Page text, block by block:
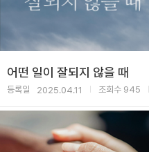
어떤 일이 잘되지 않을 때
등록일 2025.04.11 조회수 945